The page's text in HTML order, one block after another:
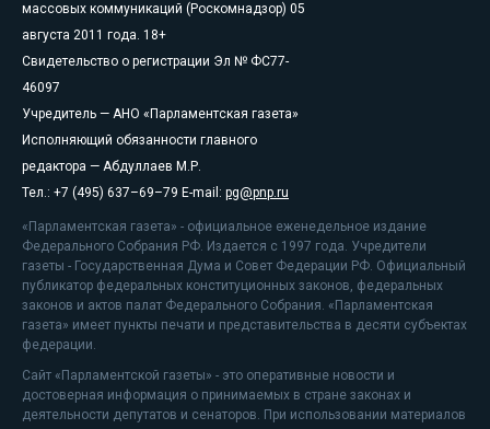
массовых коммуникаций (Роскомнадзор) 05
августа 2011 года. 18+
Свидетельство о регистрации Эл № ФС77-
46097
Учредитель — АНО «Парламентская газета»
Исполняющий обязанности главного
редактора — Абдуллаев М.Р.
Тел.: +7 (495) 637–69–79 E-mail: pg@pnp.ru
«Парламентская газета» - официальное еженедельное издание
Федерального Собрания РФ. Издается с 1997 года. Учредители
газеты - Государственная Дума и Совет Федерации РФ. Официальный
публикатор федеральных конституционных законов, федеральных
законов и актов палат Федерального Собрания. «Парламентская
газета» имеет пункты печати и представительства в десяти субъектах
федерации.
Сайт «Парламентской газеты» - это оперативные новости и
достоверная информация о принимаемых в стране законах и
деятельности депутатов и сенаторов. При использовании материалов